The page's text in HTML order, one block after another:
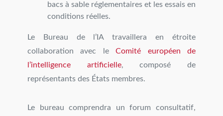
bacs à sable réglementaires et les essais en
conditions réelles.
Le Bureau de l’IA travaillera en étroite
collaboration avec leComité européen de
l’intelligence artificielle, composé de
représentants des États membres.
Le bureau comprendra un forum consultatif,